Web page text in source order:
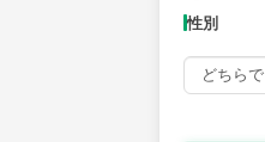
性別